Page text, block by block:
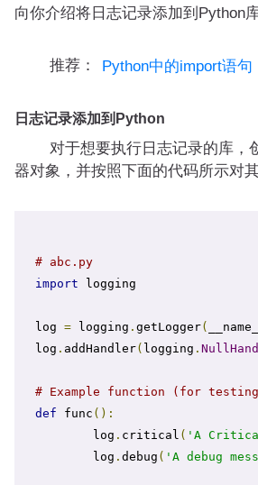
向你介绍将日志记录添加到Python库
推荐： Python中的import语句
日志记录添加到Python
对于想要执行日志记录的库，
器对象，并按照下面的代码所示对
# abc.py
import logging
log = logging . getLogger( __name__
log . addHandler( logging .
# Example function (for
def func ():
	log
. critical ( 'A
	log
. debug ( 'A debug